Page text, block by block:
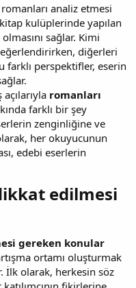
romanları analiz etmesi
kulüplerinde yapılan
sağlar. Kimi
diğerleri
farklı perspektifler, eserin
açılarıyla romanları
farklı bir şey
zenginliğine ve
her okuyucunun
edebi eserlerin
edilmesi
gereken konular
ortamı oluşturmak
İlk olarak, herkesin söz